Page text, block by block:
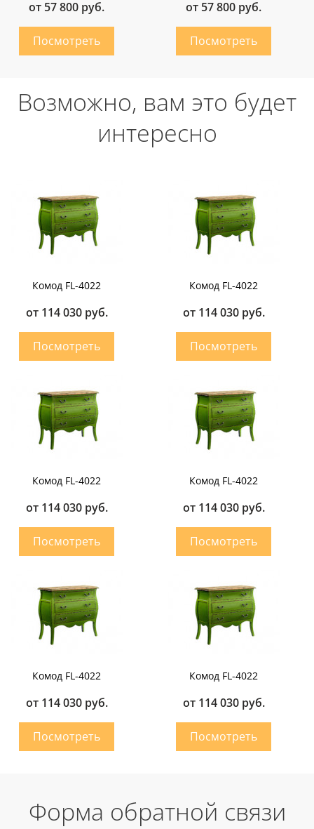
от 57 800 руб. от 57 800 руб.
Возможно, вам это будет
интересно
Комод FL-4022
от 114 030 руб.
Комод FL-4022
от 114 030 руб.
Комод FL-4022
от 114 030 руб.
Комод FL-4022
от 114 030 руб.
Комод FL-4022
от 114 030 руб.
Комод FL-4022
от 114 030 руб.
Форма обратной связи